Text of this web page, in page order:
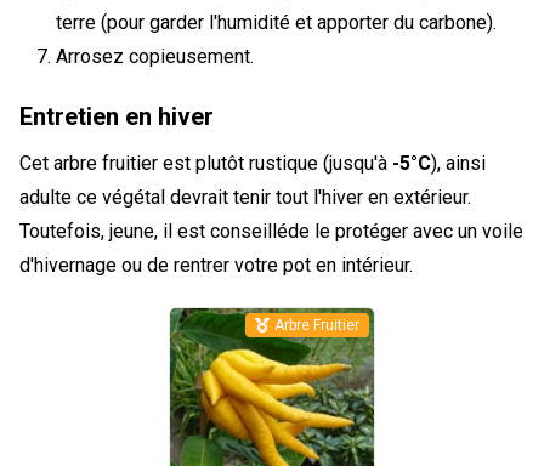
terre (pour garder l'humidité et apporter du carbone).
Arrosez copieusement.
Entretien en hiver
Cet arbre fruitier est plutôt rustique (jusqu'à -5°C), ainsi
adulte ce végétal devrait tenir tout l'hiver en extérieur.
Toutefois, jeune, il est conseilléde le protéger avec un voile
d'hivernage ou de rentrer votre pot en intérieur.
Arbre Fruitier